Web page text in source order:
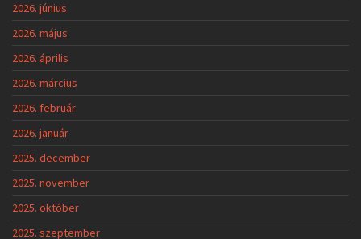
2026. június
2026. május
2026. április
2026. március
2026. február
2026. január
2025. december
2025. november
2025. október
2025. szeptember